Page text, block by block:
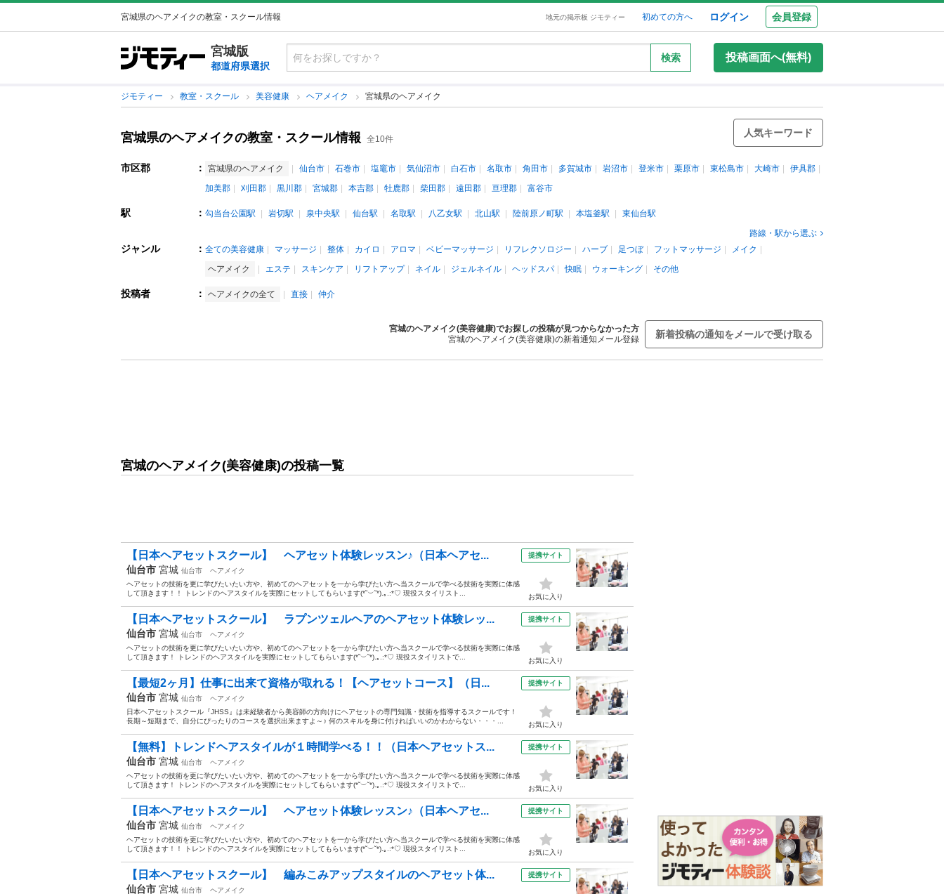
宮城県のヘアメイクの教室・スクール情報 地元の掲示板 ジモティー 初めての方へ ログイン 会員登録
宮城版
都道府県選択
検索 投稿画面へ(無料)
ジモティー 教室・スクール 美容健康 ヘアメイク 宮城県のヘアメイク
宮城県のヘアメイクの教室・スクール情報 全10件
人気キーワード
市区郡 ： 宮城県のヘアメイク 仙台市 石巻市 塩竈市 気仙沼市 白石市 名取市 角田市 多賀城市 岩沼市 登米市 栗原市 東松島市 大崎市
伊具郡
加美郡
刈田郡 黒川郡 宮城郡 本吉郡 牡鹿郡 柴田郡 遠田郡 亘理郡 富谷市
駅 ： 勾当台公園駅 岩切駅 泉中央駅 仙台駅 名取駅 八乙女駅 北山駅 陸前原ノ町駅 本塩釜駅
東仙台駅
路線・駅から選ぶ
ジャンル ： 全ての美容健康 マッサージ 整体 カイロ アロマ ベビーマッサージ リフレクソロジー ハーブ 足つぼ フットマッサージ
メイク
ヘアメイク
エステ スキンケア リフトアップ ネイル ジェルネイル ヘッドスパ 快眠 ウォーキング その他
投稿者 ： ヘアメイクの全て 直接 仲介
宮城のヘアメイク(美容健康)でお探しの投稿が見つからなかった方
宮城のヘアメイク(美容健康)の新着通知メール登録
新着投稿の通知をメールで受け取る
宮城のヘアメイク(美容健康)の投稿一覧
【日本ヘアセットスクール】 ヘアセット体験レッスン♪（日本ヘアセ...
仙台市 宮城 仙台市
ヘアメイク
ヘアセットの技術を更に学びたいたい方や、初めてのヘアセットを一から学びたい方へ当スクールで学べる技術を実際に体感
して頂きます！！ トレンドのヘアスタイルを実際にセットしてもらいます(*˘︶˘*).｡.:*♡ 現役スタイリスト...
提携サイト
お気に入り
【日本ヘアセットスクール】 ラプンツェルヘアのヘアセット体験レッ...
仙台市 宮城 仙台市
ヘアメイク
ヘアセットの技術を更に学びたいたい方や、初めてのヘアセットを一から学びたい方へ当スクールで学べる技術を実際に体感
して頂きます！ トレンドのヘアスタイルを実際にセットしてもらいます(*˘︶˘*).｡.:*♡ 現役スタイリストで...
提携サイト
お気に入り
【最短2ヶ月】仕事に出来て資格が取れる！【ヘアセットコース】（日...
仙台市 宮城 仙台市
ヘアメイク
日本ヘアセットスクール『JHSS』は未経験者から美容師の方向けにヘアセットの専門知識・技術を指導するスクールです！
長期～短期まで、自分にぴったりのコースを選択出来ますよ～♪ 何のスキルを身に付ければいいのかわからない・・・...
提携サイト
お気に入り
【無料】トレンドヘアスタイルが１時間学べる！！（日本ヘアセットス...
仙台市 宮城 仙台市
ヘアメイク
ヘアセットの技術を更に学びたいたい方や、初めてのヘアセットを一から学びたい方へ当スクールで学べる技術を実際に体感
して頂きます！ トレンドのヘアスタイルを実際にセットしてもらいます(*˘︶˘*).｡.:*♡ 現役スタイリストで...
提携サイト
お気に入り
【日本ヘアセットスクール】 ヘアセット体験レッスン♪（日本ヘアセ...
仙台市 宮城 仙台市
ヘアメイク
ヘアセットの技術を更に学びたいたい方や、初めてのヘアセットを一から学びたい方へ当スクールで学べる技術を実際に体感
して頂きます！！ トレンドのヘアスタイルを実際にセットしてもらいます(*˘︶˘*).｡.:*♡ 現役スタイリスト...
提携サイト
お気に入り
【日本ヘアセットスクール】 編みこみアップスタイルのヘアセット体...
仙台市 宮城 仙台市
ヘアメイク
提携サイト